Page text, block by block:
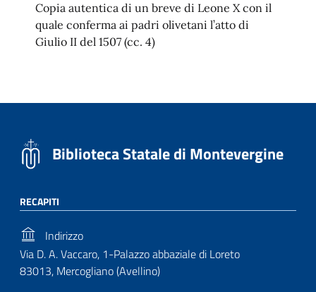
Copia autentica di un breve di Leone X con il
quale conferma ai padri olivetani l’atto di
Giulio II del 1507 (cc. 4)
Biblioteca Statale di Montevergine
RECAPITI
Indirizzo
Via D. A. Vaccaro, 1-Palazzo abbaziale di Loreto
83013, Mercogliano (Avellino)